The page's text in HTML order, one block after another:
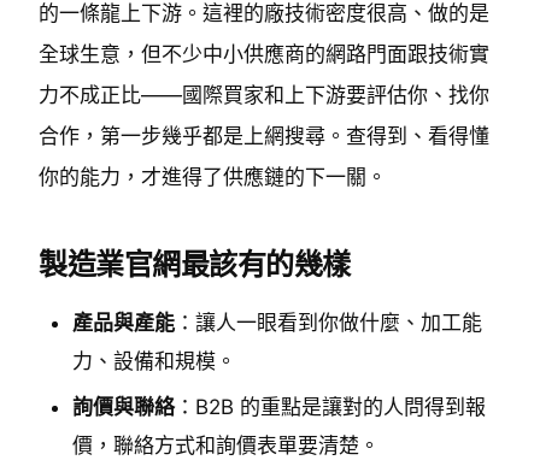
的一條龍上下游。這裡的廠技術密度很高、做的是
全球生意，但不少中小供應商的網路門面跟技術實
力不成正比——國際買家和上下游要評估你、找你
合作，第一步幾乎都是上網搜尋。查得到、看得懂
你的能力，才進得了供應鏈的下一關。
製造業官網最該有的幾樣
產品與產能 ：讓人一眼看到你做什麼、加工能
力、設備和規模。
詢價與聯絡：B2B 的重點是讓對的人問得到報
價，聯絡方式和詢價表單要清楚。